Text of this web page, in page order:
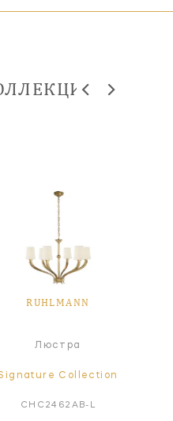
RUHLMANN
Люстра
Collection
CHC2462AB-L